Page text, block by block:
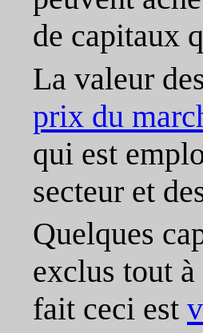
de capitaux
La valeur
prix du
qui est
secteur et
Quelques
exclus tout
fait ceci est